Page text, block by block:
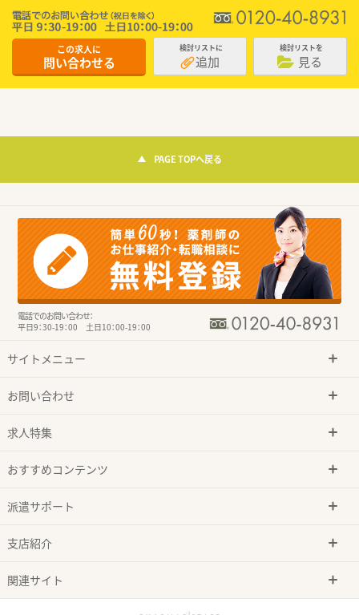
この求人に
問い合わせる
検討リストに
追加
検討リストを
見る
PAGE TOPへ戻る
電話でのお問い合わせ：
平日9：30-19：00 土日10：00-19：00
サイトメニュー
お問い合わせ
求人特集
おすすめコンテンツ
派遣サポート
支店紹介
関連サイト